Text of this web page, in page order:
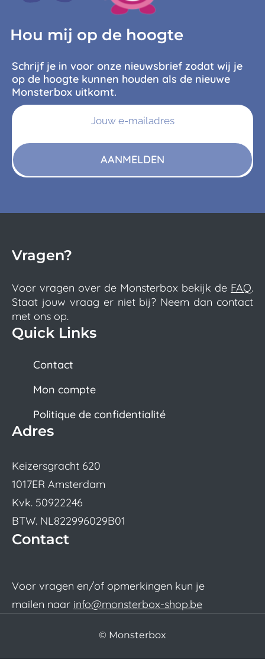
Hou mij op de hoogte
Schrijf je in voor onze nieuwsbrief zodat wij je
op de hoogte kunnen houden als de nieuwe
Monsterbox uitkomt.
AANMELDEN
Vragen?
Voor vragen over de Monsterbox bekijk de FAQ.
Staat jouw vraag er niet bij? Neem dan contact
met ons op.
Quick Links
Contact
Mon compte
Politique de confidentialité
Adres
Keizersgracht 620
1017ER Amsterdam
Kvk. 50922246
BTW. NL822996029B01
Contact
Voor vragen en/of opmerkingen kun je
mailen naar info@monsterbox-shop.be
© Monsterbox